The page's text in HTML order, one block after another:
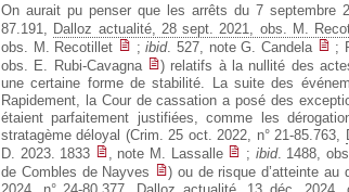
On aurait pu penser que les arrêts du 7 septembre
87.191,
Dalloz actualité, 28 sept. 2021, obs. M.
obs. M. Recotillet
;ibid. 527, note G. Candela ;
obs. E. Rubi-Cavagna
) relatifs à la nullité des
une certaine forme de stabilité. La suite des
Rapidement, la Cour de cassation a posé des
étaient parfaitement justifiées, comme les
stratagème déloyal (Crim. 25 oct. 2022, n° 21-85.763,
D. 2023. 1833
, note M. Lassalle ; ibid. 1488,
de Combles de Nayves
) ou de risque d’atteinte au